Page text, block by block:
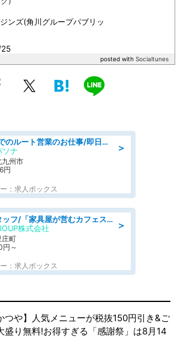
ンズ(角川グループパブリッ
25
posted with Socialtunes
＞
営業/商社でのルート営業のお仕事/即日勤務可/車通勤可/営業
ソナ
九州市
円
：求人ボックス
＞
ホールスタッフ/「家具屋が営むカフェスタッフ!」週2日～OK!嬉しいまかない付き/岡山県/浅口郡里庄町
株式会社
庄町
円～
：求人ボックス
つや】人気メニューが税抜150円引き&ご
盛り無料!お得すぎる「感謝祭」は8月14